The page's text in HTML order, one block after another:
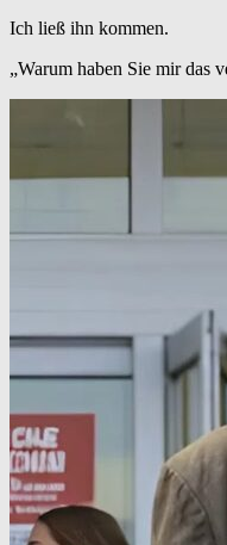
Ich ließ ihn kommen.
„Warum haben Sie mir das